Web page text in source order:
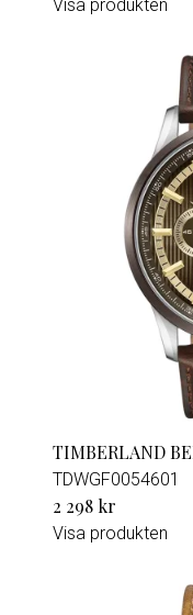
Visa produkten
TIMBERLAND
TDWGF0054601
2 298 kr
Visa produkten